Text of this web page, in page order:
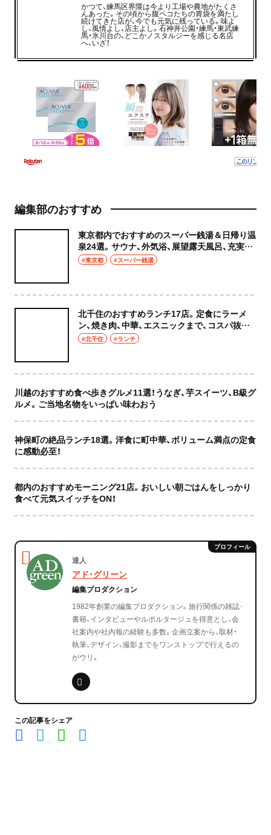
かつて、練馬区界隈は今より工場や農地がたくさ
んあった。その頃から腹ペコたちの胃袋を満たし
続けてきた店が、今でも元気に残っている。味よ
し、風情よし、店主よし。石神井公園・練馬・東武練
馬・氷川台の、どこかノスタルジーを感じる名店
へ、いざ！
編集部のおすすめ
東京都内でおすすめのスーパー銭湯＆日帰り温
泉24選。サウナ、外気浴、展望露天風呂、充実の
癒やし空間へ
#東京都 #スーパー銭湯
北千住のおすすめランチ17店。定食にラーメ
ン、焼き肉、中華、エスニックまで、コスパ抜群
な店もおしゃれな店も網羅してご紹介！
#北千住 #ランチ
川越のおすすめ食べ歩きグルメ11選！うなぎ、芋スイーツ、B級グ
ルメ。ご当地名物をいっぱい味わおう
神保町の絶品ランチ18選。洋食に町中華、ボリューム満点の定食
に感動必至！
都内のおすすめモーニング21店。おいしい朝ごはんをしっかり
食べて元気スイッチをON！
達人
アド･グリーン
編集プロダクション
1982年創業の編集プロダクション。旅行関係の雑誌･
書籍、インタビューやルポルタージュを得意とし、会
社案内や社内報の経験も多数。企画立案から、取材・
執筆、デザイン、撮影までをワンストップで行えるの
がウリ。
この記事をシェア